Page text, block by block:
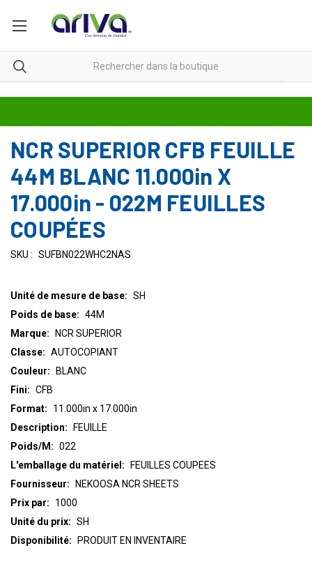
NCR SUPERIOR CFB FEUILLE
44M BLANC 11.000in X
17.000in - 022M FEUILLES
COUPÉES
SKU : SUFBN022WHC2NAS
Classe: AUTOCOPIANT
Couleur:
BLANC
Description: FEUILLE
Fini: CFB
Fournisseur: NEKOOSA NCR SHEETS
L'emballage du matériel: FEUILLES COUPEES
Marque: NCR SUPERIOR
Poids de base: 44M
Poids/M: 022
Unité de mesure de base: SH
Prix par:
1000
Unité du prix: SH
Format: 11.000in x 17.000in
Disponibilité: PRODUIT EN INVENTAIRE